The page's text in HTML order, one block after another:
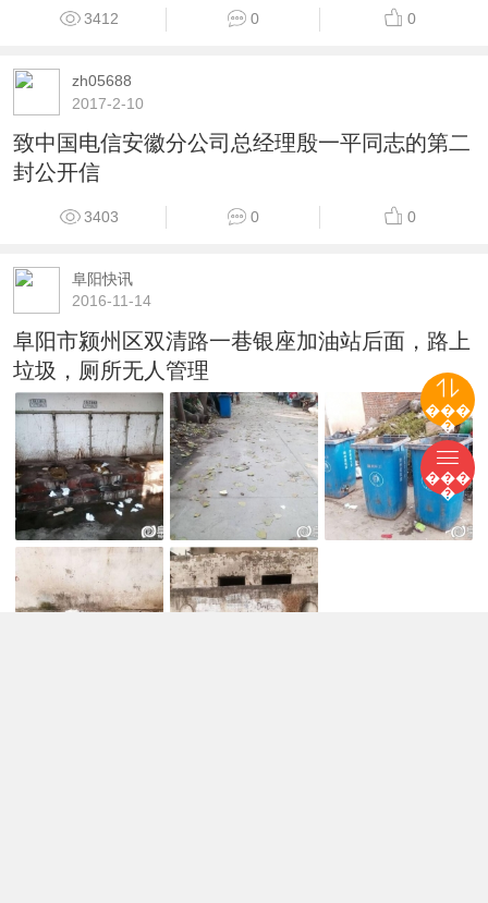
3412 0 0
zh05688
2017-2-10
致中国电信安徽分公司总经理殷一平同志的第二
封公开信
3403 0 0
阜阳快讯
2016-11-14
阜阳市颍州区双清路一巷银座加油站后面，路上
垃圾，厕所无人管理
���
�
���
�